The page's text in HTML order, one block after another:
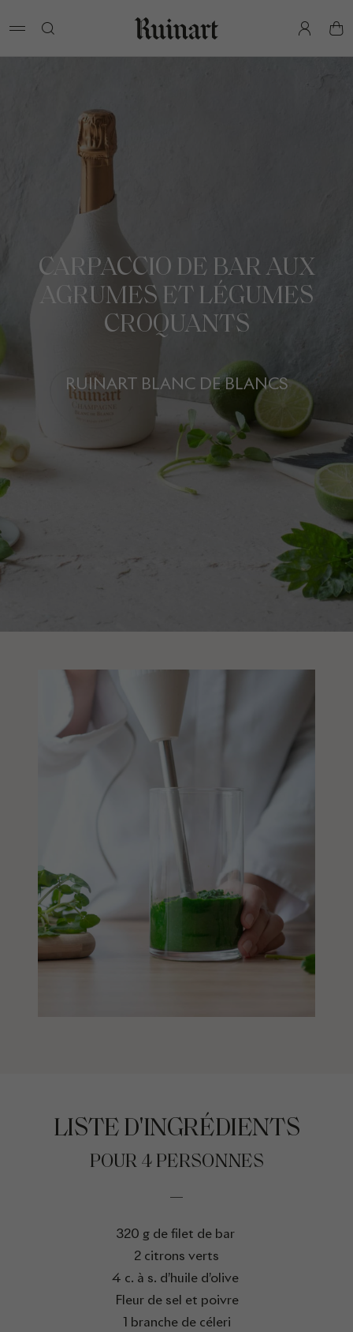
CARPACCIO DE BAR AUX
AGRUMES ET LÉGUMES
CROQUANTS
RUINART BLANC DE BLANCS
LISTE D'INGRÉDIENTS
POUR 4 PERSONNES
320 g de filet de bar
2 citrons verts
4 c. à s. d’huile d’olive
Fleur de sel et poivre
1 branche de céleri